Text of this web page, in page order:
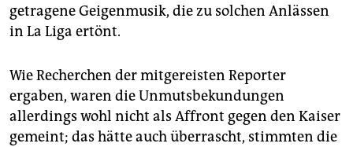
getragene Geigenmusik, die zu solchen Anlässen
in La Liga ertönt.
Wie Recherchen der mitgereisten Reporter
ergaben, waren die Unmutsbekundungen
allerdings wohl nicht als Affront gegen den Kaiser
gemeint; das hätte auch überrascht, stimmten die